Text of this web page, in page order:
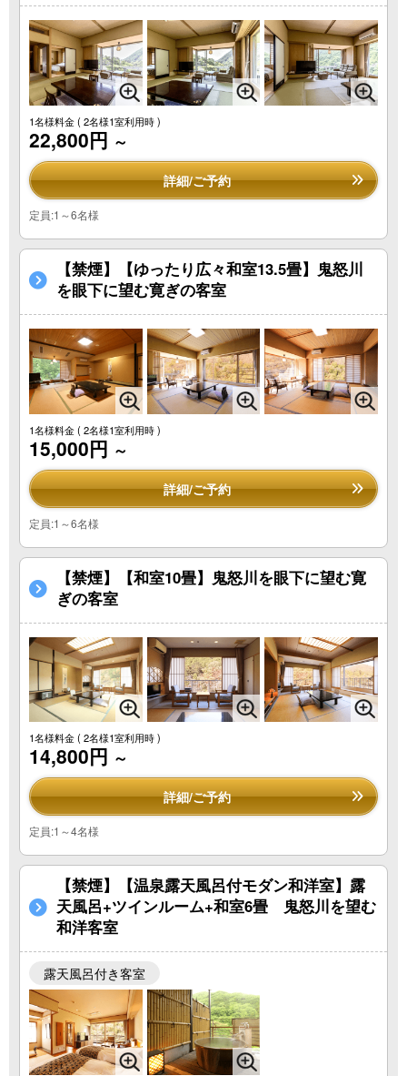
1名様料金( 2名様1室利用時 )
22,800円 ～
詳細/ご予約
定員:1～6名様
【禁煙】【ゆったり広々和室13.5畳】鬼怒川
を眼下に望む寛ぎの客室
1名様料金( 2名様1室利用時 )
15,000円 ～
詳細/ご予約
定員:1～6名様
【禁煙】【和室10畳】鬼怒川を眼下に望む寛
ぎの客室
1名様料金( 2名様1室利用時 )
14,800円 ～
詳細/ご予約
定員:1～4名様
【禁煙】【温泉露天風呂付モダン和洋室】露
天風呂+ツインルーム+和室6畳 鬼怒川を望む
和洋客室
露天風呂付き客室